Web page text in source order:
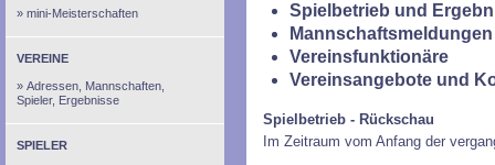
mini-Meisterschaften
VEREINE
Adressen, Mannschaften,
Spieler, Ergebnisse
SPIELER
Spielbetrieb und
Vereinsfunktionäre
Vereinsangebote und
Spielbetrieb - Rückschau
Im Zeitraum vom Anfang der